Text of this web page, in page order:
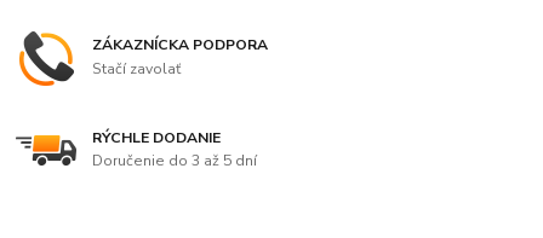
ZÁKAZNÍCKA PODPORA
Stačí zavolať
RÝCHLE DODANIE
Doručenie do 3 až 5 dní